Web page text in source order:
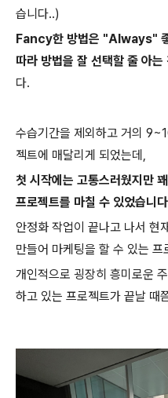
습니다..)
Fancy한 방법은 "Always" 좋
따라 방법을 잘 선택할 줄 아는
다.
수습기간을 제외하고 거의
젝트에 매달리게 되었는데,
첫 시작에는 고통스러웠지만
프로젝트를 마칠 수 있었습니
안정화 작업이 끝나고 나서 현
만들어 마케팅을 할 수 있는
개인적으로 굉장히 흥미로운
하고 있는 프로젝트가 끝날 때